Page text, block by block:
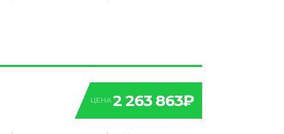
ЦЕНА2 263 863₽